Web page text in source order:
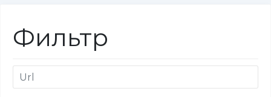
Фильтр